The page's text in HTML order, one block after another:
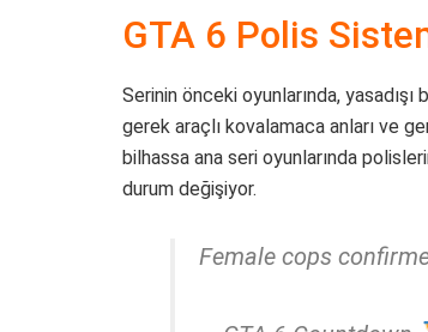
GTA 6 Polis
Serinin önceki oyunlarında,
gerek araçlı kovalamaca anları ve
bilhassa ana seri oyunlarında
durum değişiyor.
Female cops